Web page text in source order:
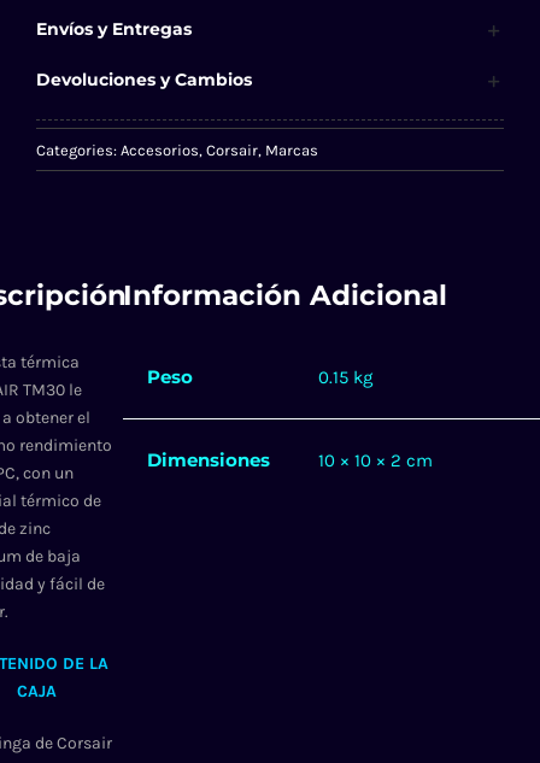
Envíos y Entregas
Devoluciones y Cambios
Categories: Accesorios, Corsair, Marcas
térmica
TM30 le
obtener el
rendimiento
con un
térmico de
zinc
de baja
y fácil de
DE LA
CAJA
de Corsair
Información Adicional
Peso 0.15 kg
Dimensiones 10 × 10 × 2 cm